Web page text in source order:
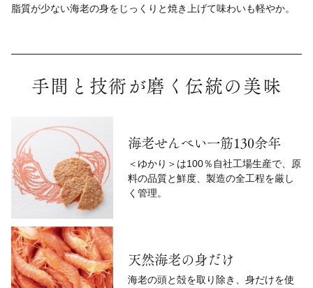
脂質が少ない海老の身をじっくりと焼き上げて味わいも軽やか。
手間と技術が磨く伝統の美味
海老せんべい一筋130余年
＜ゆかり＞は100％自社工場生産で、原
料の品質と鮮度、製造の全工程を厳し
く管理。
天然海老の身だけ
海老の頭と殻を取り除き、身だけを使